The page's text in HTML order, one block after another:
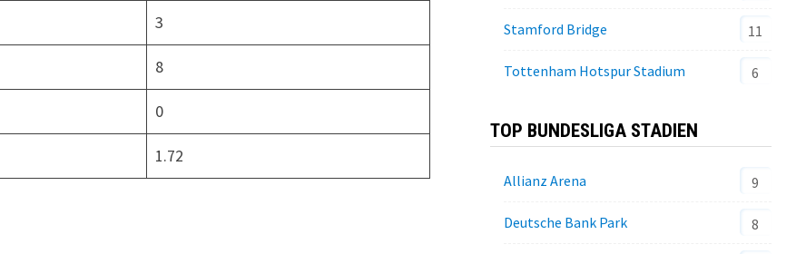
3
8
0
1.72
Stamford Bridge 11
Tottenham Hotspur Stadium 6
TOP BUNDESLIGA STADIEN
Allianz Arena 9
Deutsche Bank Park 8